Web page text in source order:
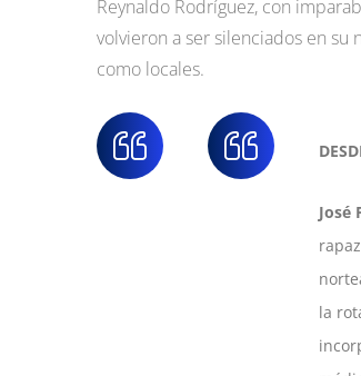
Reynaldo Rodríguez, con
volvieron a ser silenciados en su
como locales.
José
la